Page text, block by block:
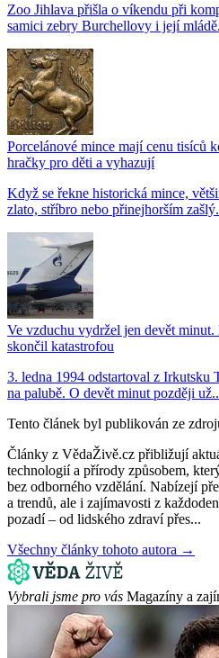
Zoo Jihlava přišla o víkendu při
samici zebry Burchellovy i její mládě.
Porcelánové mince mají cenu tisíců
hračky pro děti a vyhazují
Když se řekne historická mince,
zlato, stříbro nebo přinejhorším
Ve vzduchu vydržel jen devět
skončil katastrofou
3. ledna 1994 odstartoval z Irkutsku
na palubě. O devět minut později
Tento článek byl publikován ze
Články z VědaŽivě.cz přibližují
technologií a přírody způsobem,
bez odborného vzdělání. Nabízejí
a trendů, ale i zajímavosti z
pozadí – od lidského zdraví přes...
Všechny články tohoto autora →
Vybrali jsme pro vás Magazíny a